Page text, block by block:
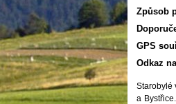
Způsob
GPS
Odkaz
Starobylé
a